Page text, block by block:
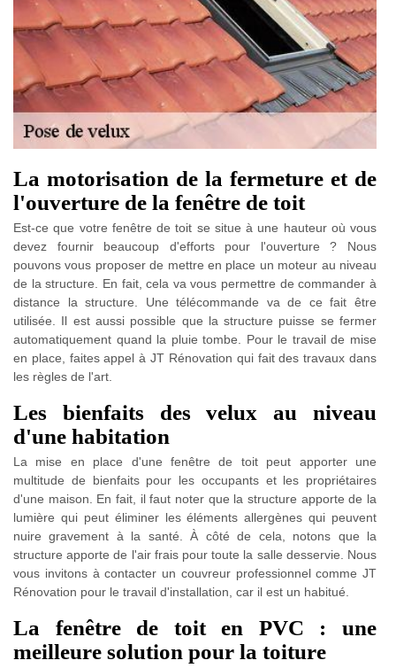
La motorisation de la fermeture et de
l'ouverture de la fenêtre de toit
Est-ce que votre fenêtre de toit se situe à une hauteur où vous
devez fournir beaucoup d'efforts pour l'ouverture ? Nous
pouvons vous proposer de mettre en place un moteur au niveau
de la structure. En fait, cela va vous permettre de commander à
distance la structure. Une télécommande va de ce fait être
utilisée. Il est aussi possible que la structure puisse se fermer
automatiquement quand la pluie tombe. Pour le travail de mise
en place, faites appel à JT Rénovation qui fait des travaux dans
les règles de l'art.
Les bienfaits des velux au niveau
d'une habitation
La mise en place d'une fenêtre de toit peut apporter une
multitude de bienfaits pour les occupants et les propriétaires
d'une maison. En fait, il faut noter que la structure apporte de la
lumière qui peut éliminer les éléments allergènes qui peuvent
nuire gravement à la santé. À côté de cela, notons que la
structure apporte de l'air frais pour toute la salle desservie. Nous
vous invitons à contacter un couvreur professionnel comme JT
Rénovation pour le travail d'installation, car il est un habitué.
La fenêtre de toit en PVC : une
meilleure solution pour la toiture